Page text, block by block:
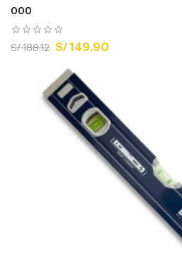
000
S/ 188.12 S/ 149.90